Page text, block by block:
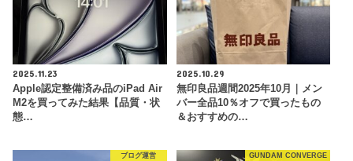
2025.11.23
Apple認定整備済み品のiPad Air
M2を買ってみた結果【品質・状
態…
2025.10.29
無印良品週間2025年10月｜メン
バー全品10％オフで買ったもの
＆おすすめの…
ブログ運営 GUNDAM CONVERGE